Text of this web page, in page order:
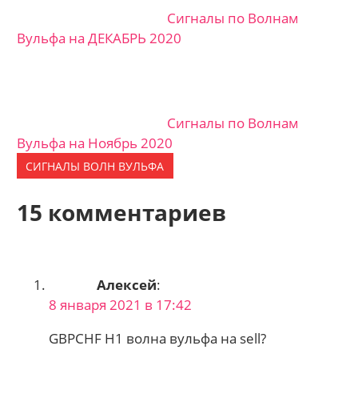
Сигналы по Волнам
Вульфа на ДЕКАБРЬ 2020
Сигналы по Волнам
Вульфа на Ноябрь 2020
СИГНАЛЫ ВОЛН ВУЛЬФА
15 комментариев
Алексей:
8 января 2021 в 17:42
GBPCHF H1 волна вульфа на sell?